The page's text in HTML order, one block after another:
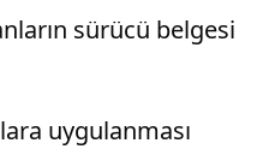
sürücü belgesi
uygulanması